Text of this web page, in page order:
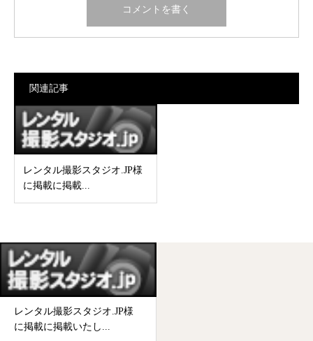
関連記事
レンタル撮影スタジオ.JP様
に掲載に掲載...
レンタル撮影スタジオ.JP様
に掲載に掲載いたし...